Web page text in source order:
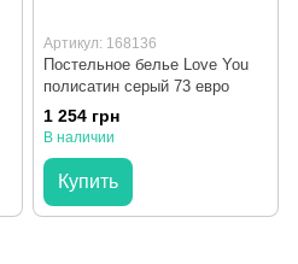
Артикул: 168136
Постельное белье Love You
полисатин серый 73 евро
1 254 грн
В наличии
Купить